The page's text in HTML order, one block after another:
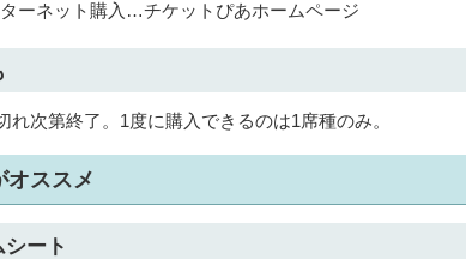
ーネット購入…チケットぴあホームページ
れ次第終了。1度に購入できるのは1席種のみ。
オススメ
ート